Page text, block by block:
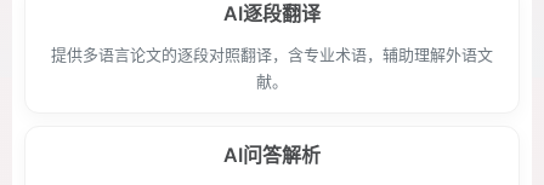
AI逐段翻译
提供多语言论文的逐段对照翻译，含专业术语，辅助理解外语文
献。
AI问答解析